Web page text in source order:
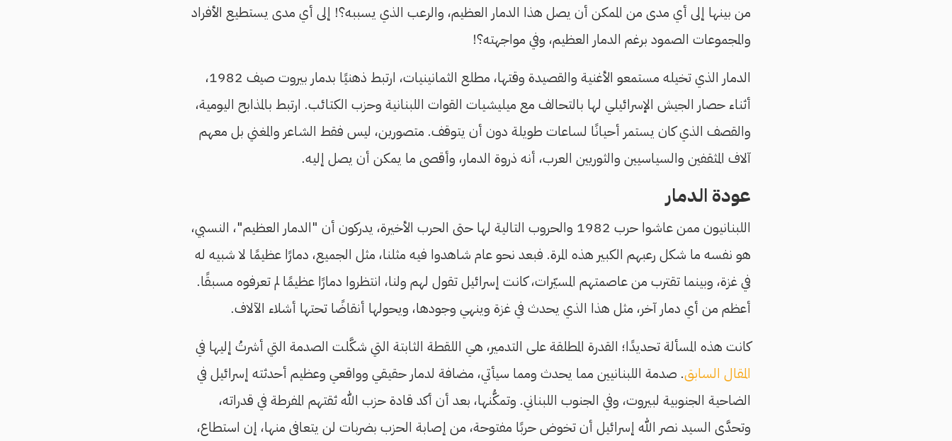
من بينها إلى أي مدى من الممكن أن يصل هذا الدمار العظيم، والرعب الذي يسببه؟! إلى أي مدى يستطيع الأفراد
والمجموعات الصمود برغم الدمار العظيم، وفي مواجهته؟!
الدمار الذي تخيله مستمعو الأغنية والقصيدة وقتها، مطلع الثمانينيات، ارتبط ذهنيًا بدمار بيروت صيف 1982،
أثناء حصار الجيش الإسرائيلي لها بالتحالف مع ميليشيات القوات اللبنانية وحزب الكتائب. ارتبط بالمذابح اليومية،
والقصف الذي كان يستمر أحيانًا لساعات طويلة دون أن يتوقف. متصورين، ليس فقط الشاعر والمغني بل معهم
آلاف المثقفين والسياسيين والثوريين العرب، أنه ذروة الدمار، وأقصى ما يمكن أن يصل إليه.
عودة الدمار
اللبنانيون ممن عاشوا حرب 1982 والحروب التالية لها حتى الحرب الأخيرة، يدركون أن "الدمار العظيم"، النسبي،
هو نفسه ما شكل رعبهم الكبير هذه المرة. فبعد نحو عام شاهدوا فيه مثلنا، مثل الجميع، دمارًا عظيمًا لا شبيه له
في غزة، وبينما تقترب من عاصمتهم المسيّرات، كانت إسرائيل تقول لهم ولنا، انتظروا دمارًا عظيمًا لم تعرفوه مسبقًا.
أعظم من أي دمار آخر، مثل هذا الذي يحدث في غزة وينهي وجودها، ويحولها أنقاضًا تحتها أشلاء الآلاف.
كانت هذه المسألة تحديدًا؛ القدرة المطلقة على التدمير، هي اللقطة الثابتة التي شكَّلت الصدمة التي أشرتُ إليها في
المقال السابق. صدمة اللبنانيين مما يحدث ومما سيأتي، مضافة لدمار حقيقي وواقعي وعظيم أحدثته إسرائيل في
الضاحية الجنوبية لبيروت، وفي الجنوب اللبناني. وتمكُّنها، بعد أن أكد قادة حزب الله ثقتهم المفرطة في قدراته،
وتحدَّى السيد نصر الله إسرائيل أن تخوض حربًا مفتوحة، من إصابة الحزب بضربات لن يتعافى منها، إن استطاع،